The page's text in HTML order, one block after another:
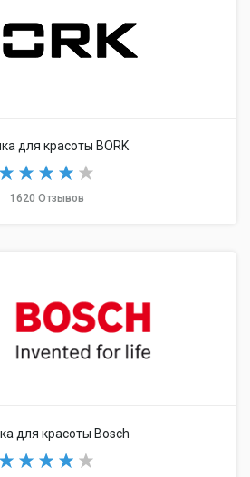
для красоты BORK
1620 Отзывов
для красоты Bosch